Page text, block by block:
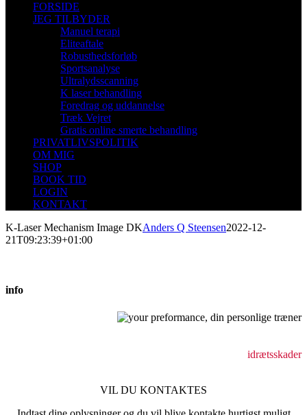
FORSIDE
JEG TILBYDER
Manuel terapi
Eliteaftale
Robusthedsforløb
Sportsanalyse
Ultralydsscanning
K laser behandling
Foredrag og uddannelse
Træk Vejret
Gratis online smerte behandling
PRIVATLIVSPOLITIK
OM MIG
SHOP
BOOK TID
LOGIN
KONTAKT
K-Laser Mechanism Image DKAnders Q Steensen2022-12-
21T09:23:39+01:00
info
idrætsskader
VIL DU KONTAKTES